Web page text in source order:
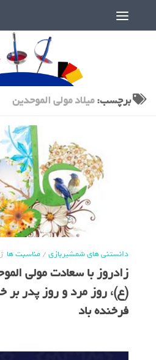
برچسب:میلاد مولی الموحدین
دانستنی های شمشیربازی/مناسبت ها ژانویه
زادروز با سعادت مولی
(ع)، روز مرد و روز پدر بر
فرخنده باد